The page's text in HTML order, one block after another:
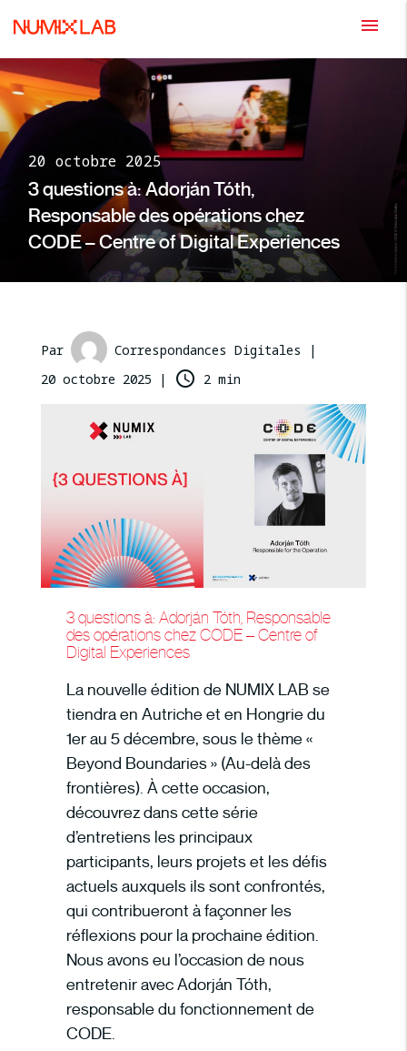
menu
20 octobre 2025
3 questions à: Adorján Tóth,
Responsable des opérations chez
CODE – Centre of Digital Experiences
Par
Correspondances Digitales |
20 octobre 2025 | access_time 2 min
3 questions à: Adorján Tóth, Responsable
des opérations chez CODE – Centre of
Digital Experiences
La nouvelle édition de NUMIX LAB se
tiendra en Autriche et en Hongrie du
1er au 5 décembre, sous le thème «
Beyond Boundaries » (Au-delà des
frontières). À cette occasion,
découvrez dans cette série
d’entretiens les principaux
participants, leurs projets et les défis
actuels auxquels ils sont confrontés,
qui contribueront à façonner les
réflexions pour la prochaine édition.
Nous avons eu l’occasion de nous
entretenir avec Adorján Tóth,
responsable du fonctionnement de
CODE.